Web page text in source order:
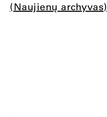
(Naujienų archyvas)